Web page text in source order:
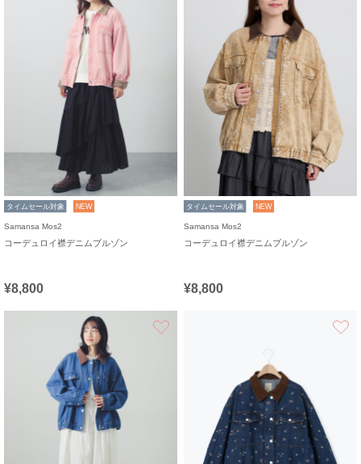
タイムセール対象 NEW
Samansa Mos2
コーデュロイ襟デニムブルゾン
¥8,800
タイムセール対象 NEW
Samansa Mos2
コーデュロイ襟デニムブルゾン
¥8,800